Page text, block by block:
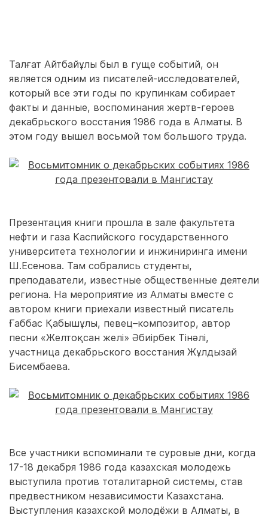
Талғат Айтбайұлы был в гуще событий, он
является одним из писателей-исследователей,
который все эти годы по крупинкам собирает
факты и данные, воспоминания жертв-героев
декабрьского восстания 1986 года в Алматы. В
этом году вышел восьмой том большого труда.
Презентация книги прошла в зале факультета
нефти и газа Каспийского государственного
университета технологии и инжиниринга имени
Ш.Есенова. Там собрались студенты,
преподаватели, известные общественные деятели
региона. На мероприятие из Алматы вместе с
автором книги приехали известный писатель
Ғаббас Қабышұлы, певец–композитор, автор
песни «Желтоқсан желі» Әбиірбек Тінәлі,
участница декабрьского восстания Жұлдызай
Бисембаева.
Все участники вспоминали те суровые дни, когда
17-18 декабря 1986 года казахская молодежь
выступила против тоталитарной системы, став
предвестником независимости Казахстана.
Выступления казахской молодёжи в Алматы, в